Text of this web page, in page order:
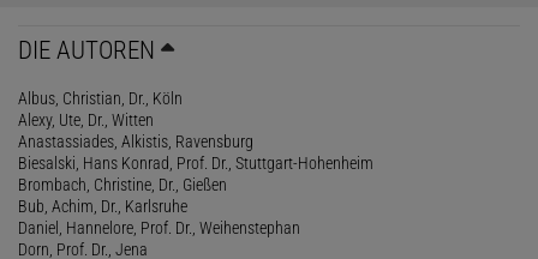
DIE AUTOREN
Albus, Christian, Dr., Köln
Alexy, Ute, Dr., Witten
Anastassiades, Alkistis, Ravensburg
Biesalski, Hans Konrad, Prof. Dr., Stuttgart-Hohenheim
Brombach, Christine, Dr., Gießen
Bub, Achim, Dr., Karlsruhe
Daniel, Hannelore, Prof. Dr., Weihenstephan
Dorn, Prof. Dr., Jena